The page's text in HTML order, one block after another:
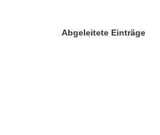
Abgeleitete Einträge